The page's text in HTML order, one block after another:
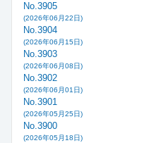
No.3905
(2026年06月22日)
No.3904
(2026年06月15日)
No.3903
(2026年06月08日)
No.3902
(2026年06月01日)
No.3901
(2026年05月25日)
No.3900
(2026年05月18日)